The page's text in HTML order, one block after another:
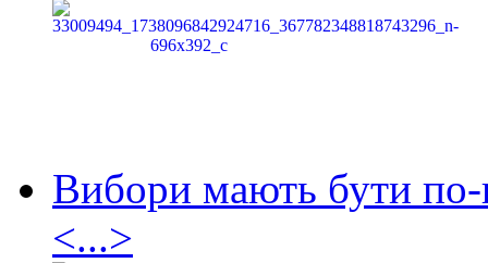
Вибори мають бути по-
<...>